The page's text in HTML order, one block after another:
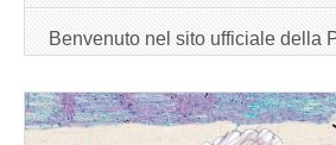
Benvenuto nel sito ufficiale della